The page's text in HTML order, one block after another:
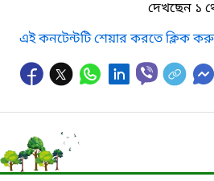
দেখছেন ১
এই কনটেন্টটি শেয়ার করতে ক্লিক